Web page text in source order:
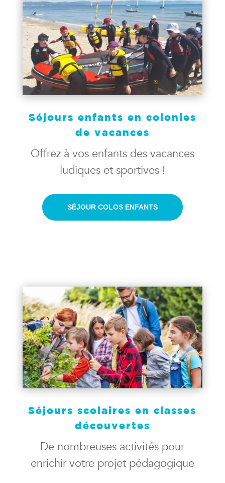
Séjours enfants en colonies
de vacances
Offrez à vos enfants des vacances
ludiques et sportives !
SÉJOUR COLOS ENFANTS
Séjours scolaires en classes
découvertes
De nombreuses activités pour
enrichir votre projet pédagogique